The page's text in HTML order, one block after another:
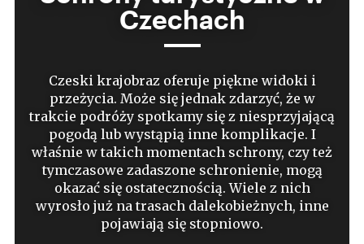
MTB nie tylko dla
umięśnionych kolarzy
Zafunduj swoim mięśniom i skórze w 100%
naturalny okład błotny. Uzyskaj prawdziwie
rewitalizujący efekt podczas przejażdżki
rowerem górskim. Aktywny urlop czy urlop w
SPA? Wybierz dwa w jednym.
CZYTAJ WIĘCEJ